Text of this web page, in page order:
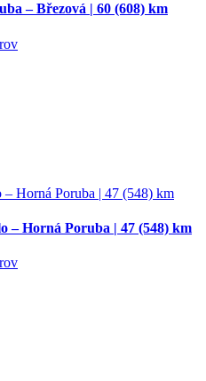
– Březová | 60 (608) km
Horná Poruba | 47 (548) km
– Horná Poruba | 47 (548) km